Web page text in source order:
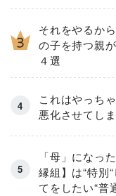
それをやるか
の子を持つ親
４選
これはやっち
悪化させてし
「母」にな
縁組】は“特
てをしたい“普